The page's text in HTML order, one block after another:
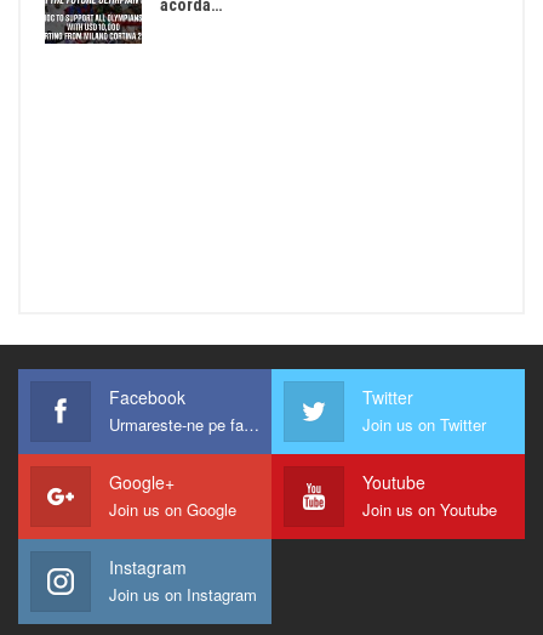
acorda…
Facebook
Urmareste-ne pe facebook !
Twitter
Join us on Twitter
Google+
Join us on Google
Youtube
Join us on Youtube
Instagram
Join us on Instagram